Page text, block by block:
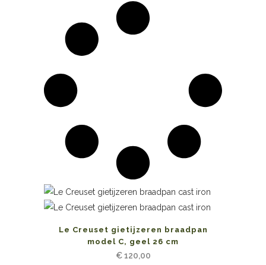
Le Creuset gietijzeren braadpan
model C, geel 26 cm
€120,00